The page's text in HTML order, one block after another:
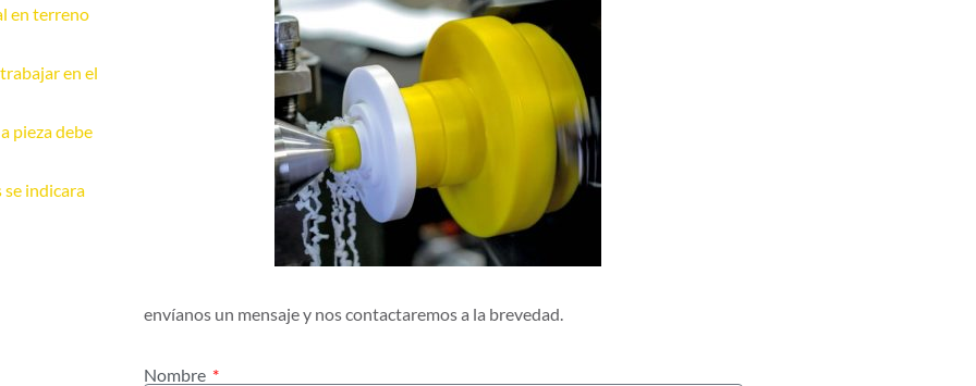
en terreno
en el
pieza debe
se indicara
envíanos un mensaje y nos contactaremos a la brevedad.
Nombre